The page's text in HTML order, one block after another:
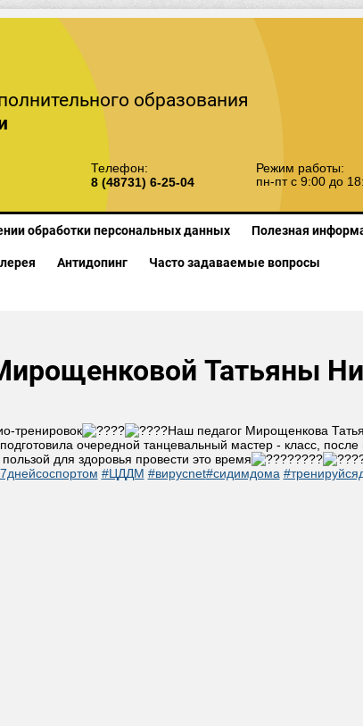
образования
Телефон:
8 (48731) 6-25-04
Режим работы:
пн-пт с 9:00 до
обработки персональных данных Полезная
Антидопинг Часто задаваемые вопросы
Татьяны
тренировок
Наш педагог Мирощенкова
очередной танцевальный мастер - класс,
для здоровья провести это время
#ЦДДМ #вирусnet#сидимдома